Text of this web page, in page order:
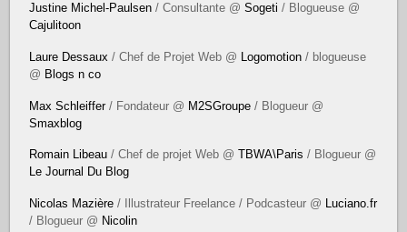
Justine Michel-Paulsen / Consultante @Sogeti / Blogueuse @
Cajulitoon
Laure Dessaux / Chef de Projet Web @ Logomotion / blogueuse
@ Blogs n co
Max Schleiffer/ Fondateur @ M2SGroupe / Blogueur @
Smaxblog
Romain Libeau / Chef de projet Web @TBWA\Paris / Blogueur @
Le Journal Du Blog
Nicolas Mazière / Illustrateur Freelance / Podcasteur @ Luciano.fr
/ Blogueur @ Nicolin